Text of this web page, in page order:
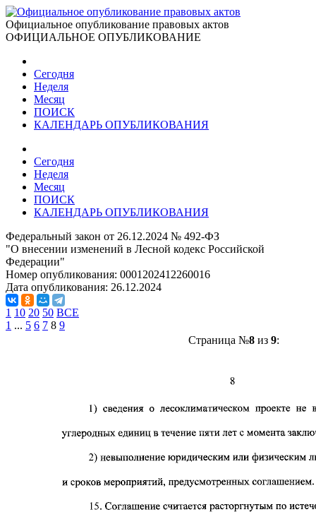
Официальное опубликование правовых актов
ОФИЦИАЛЬНОЕ ОПУБЛИКОВАНИЕ
Сегодня
Неделя
Месяц
ПОИСК
КАЛЕНДАРЬ ОПУБЛИКОВАНИЯ
Сегодня
Неделя
Месяц
ПОИСК
КАЛЕНДАРЬ ОПУБЛИКОВАНИЯ
Федеральный закон от 26.12.2024 № 492-ФЗ
"О внесении изменений в Лесной кодекс Российской
Федерации"
Номер опубликования: 0001202412260016
Дата опубликования: 26.12.2024
1 10 20 50 ВСЕ
1 ... 5 6 7 8 9
Страница №8из 9: